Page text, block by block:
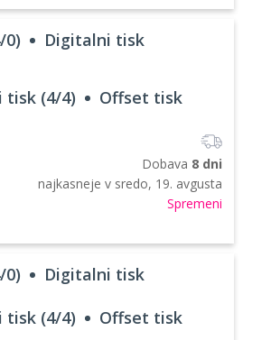
0) Digitalni tisk
tisk (4/4) Offset tisk
Dobava 8 dni
najkasneje v sredo, 19. avgusta
Spremeni
0) Digitalni tisk
tisk (4/4) Offset tisk